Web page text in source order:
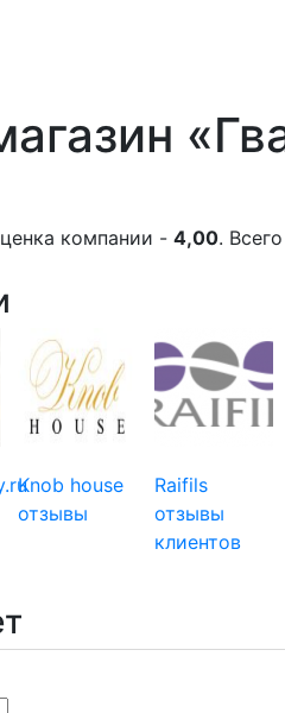
компании - 4,00.
Knob house
отзывы
Raifils
отзывы
клиентов